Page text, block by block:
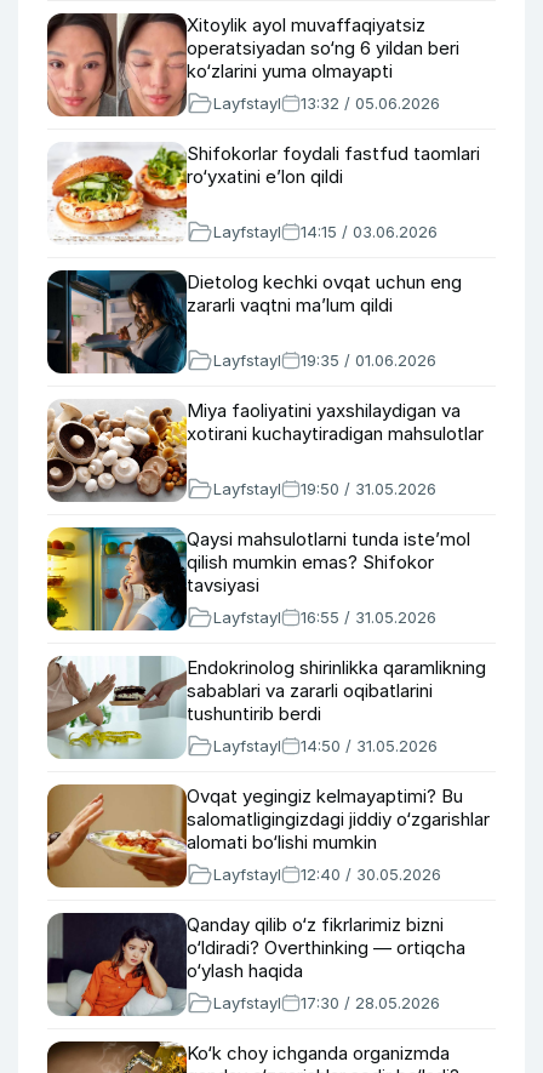
Xitoylik ayol muvaffaqiyatsiz
operatsiyadan so‘ng 6 yildan beri
ko‘zlarini yuma olmayapti
Layfstayl 13:32 / 05.06.2026
Shifokorlar foydali fastfud taomlari
ro‘yxatini e’lon qildi
Layfstayl 14:15 / 03.06.2026
Dietolog kechki ovqat uchun eng
zararli vaqtni ma’lum qildi
Layfstayl 19:35 / 01.06.2026
Miya faoliyatini yaxshilaydigan va
xotirani kuchaytiradigan mahsulotlar
Layfstayl 19:50 / 31.05.2026
Qaysi mahsulotlarni tunda iste’mol
qilish mumkin emas? Shifokor
tavsiyasi
Layfstayl 16:55 / 31.05.2026
Endokrinolog shirinlikka qaramlikning
sabablari va zararli oqibatlarini
tushuntirib berdi
Layfstayl 14:50 / 31.05.2026
Ovqat yegingiz kelmayaptimi? Bu
salomatligingizdagi jiddiy o‘zgarishlar
alomati bo‘lishi mumkin
Layfstayl 12:40 / 30.05.2026
Qanday qilib o‘z fikrlarimiz bizni
o‘ldiradi? Overthinking — ortiqcha
o‘ylash haqida
Layfstayl 17:30 / 28.05.2026
Ko‘k choy ichganda organizmda